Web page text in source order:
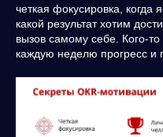
четкая фокусировка,
какой результат хотим
вызов самому себе. Кого-
каждую неделю прогресс и